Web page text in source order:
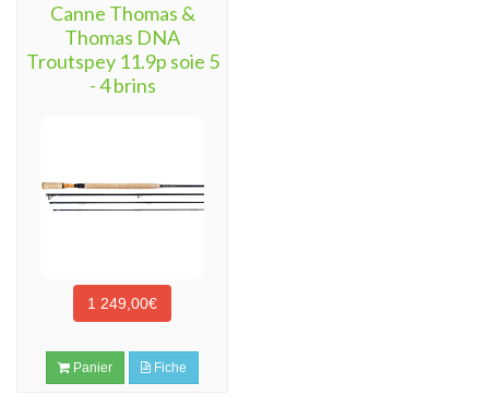
Canne Thomas &
Thomas DNA
Troutspey 11.9p soie 5
- 4 brins
1 249,00€
Panier Fiche